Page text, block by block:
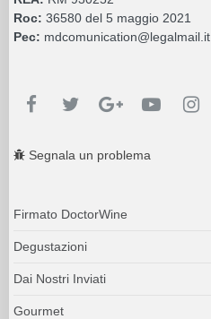
Roc: 36580 del 5 maggio 2021
Pec: mdcomunication@legalmail.it
Segnala un problema
Firmato DoctorWine
Degustazioni
Dai Nostri Inviati
Gourmet